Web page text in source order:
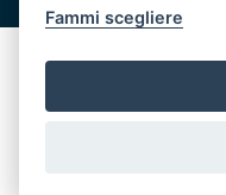
Fammi scegliere